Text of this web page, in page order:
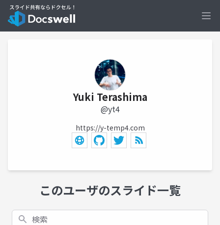
Yuki Terashima
@yt4
https://y-temp4.com
このユーザのスライド一覧
検索